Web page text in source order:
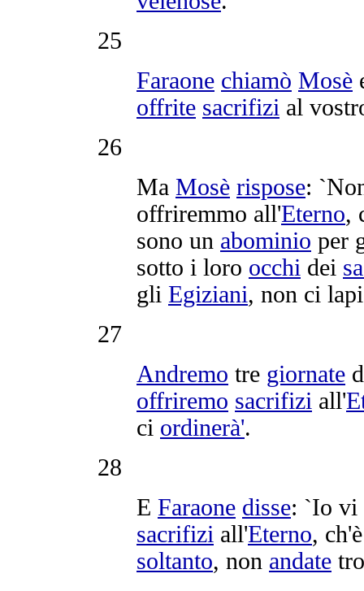
25
Faraone chiamò Mosè
offrite sacrifizi al
26
Ma Mosè rispose:
offriremmo all'Eterno,
sono un abominio per
sotto i loro occhi dei
gli Egiziani, non ci
27
Andremo tre giornate
offriremo sacrifizi all'
ci ordinerà'.
28
E Faraone disse: `Io vi
sacrifizi all'Eterno,
soltanto, non andate